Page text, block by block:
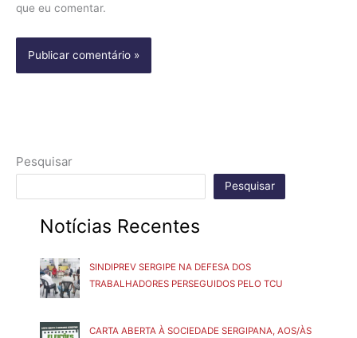
que eu comentar.
Pesquisar
Pesquisar
Notícias Recentes
SINDIPREV SERGIPE NA DEFESA DOS
TRABALHADORES PERSEGUIDOS PELO TCU
CARTA ABERTA À SOCIEDADE SERGIPANA, AOS/ÀS